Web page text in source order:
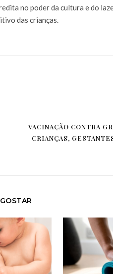
no poder da cultura e do
das crianças.
VACINAÇÃO CONTRA
CRIANÇAS,